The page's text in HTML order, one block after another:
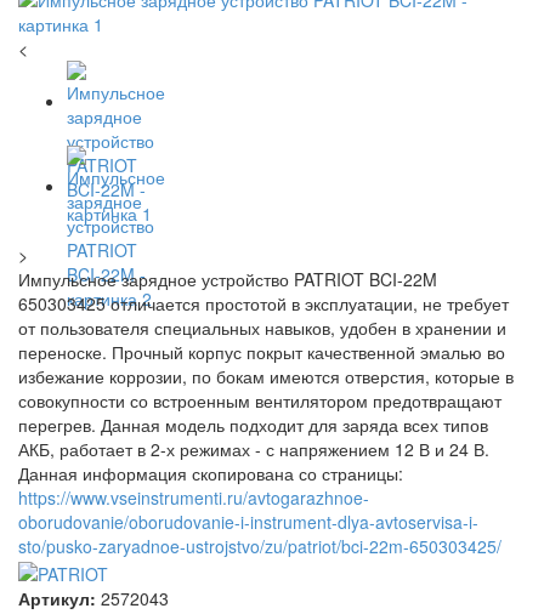
<
>
Импульсное зарядное устройство PATRIOT BCI-22M
650303425 отличается простотой в эксплуатации, не требует
от пользователя специальных навыков, удобен в хранении и
переноске. Прочный корпус покрыт качественной эмалью во
избежание коррозии, по бокам имеются отверстия, которые в
совокупности со встроенным вентилятором предотвращают
перегрев. Данная модель подходит для заряда всех типов
АКБ, работает в 2-х режимах - с напряжением 12 В и 24 В.
Данная информация скопирована со страницы:
https://www.vseinstrumenti.ru/avtogarazhnoe-
oborudovanie/oborudovanie-i-instrument-dlya-avtoservisa-i-
sto/pusko-zaryadnoe-ustrojstvo/zu/patriot/bci-22m-650303425/
Артикул: 2572043